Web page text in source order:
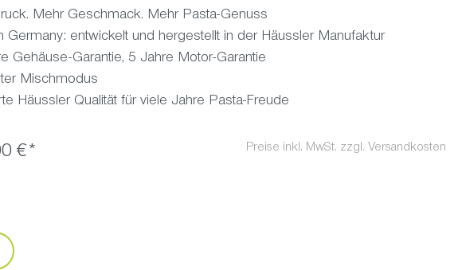
Mehr Geschmack. Mehr Pasta-Genuss
Germany: entwickelt und hergestellt in der Häussler Manufaktur
Gehäuse-Garantie, 5 Jahre Motor-Garantie
Mischmodus
Häussler Qualität für viele Jahre Pasta-Freude
€* Preise inkl. MwSt. zzgl. Versandkosten
Weiß